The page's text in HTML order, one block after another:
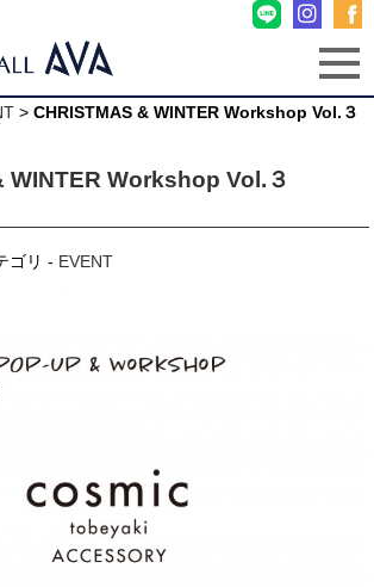
> CHRISTMAS & WINTER Workshop Vol.３
WINTER Workshop Vol.３
ゴリ - EVENT